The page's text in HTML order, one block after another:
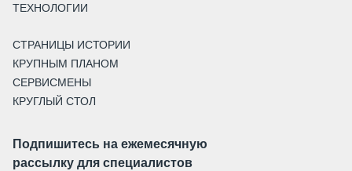
ТЕХНОЛОГИИ
СТРАНИЦЫ ИСТОРИИ
КРУПНЫМ ПЛАНОМ
СЕРВИСМЕНЫ
КРУГЛЫЙ СТОЛ
Подпишитесь на ежемесячную
рассылку для специалистов